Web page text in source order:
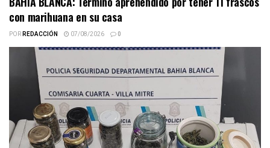
con marihuana en su casa
PORREDACCIÓN 07/08/2026 0